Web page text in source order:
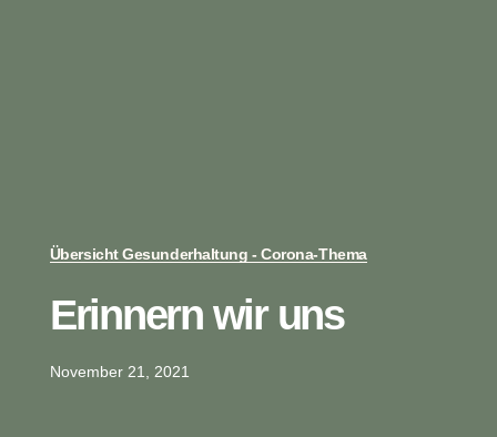
Übersicht Gesunderhaltung - Corona-Thema
Erinnern wir uns
November 21, 2021